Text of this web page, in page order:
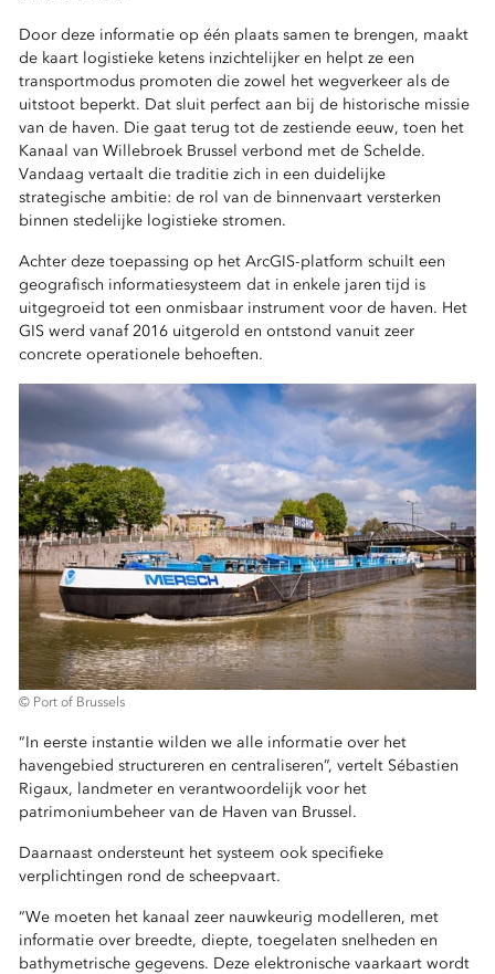
Door deze informatie op één plaats samen te brengen, maakt
de kaart logistieke ketens inzichtelijker en helpt ze een
transportmodus promoten die zowel het wegverkeer als de
uitstoot beperkt. Dat sluit perfect aan bij de historische missie
van de haven. Die gaat terug tot de zestiende eeuw, toen het
Kanaal van Willebroek Brussel verbond met de Schelde.
Vandaag vertaalt die traditie zich in een duidelijke
strategische ambitie: de rol van de binnenvaart versterken
binnen stedelijke logistieke stromen.
Achter deze toepassing op het ArcGIS-platform schuilt een
geografisch informatiesysteem dat in enkele jaren tijd is
uitgegroeid tot een onmisbaar instrument voor de haven. Het
GIS werd vanaf 2016 uitgerold en ontstond vanuit zeer
concrete operationele behoeften.
© Port of Brussels
“In eerste instantie wilden we alle informatie over het
havengebied structureren en centraliseren”, vertelt Sébastien
Rigaux, landmeter en verantwoordelijk voor het
patrimoniumbeheer van de Haven van Brussel.
Daarnaast ondersteunt het systeem ook specifieke
verplichtingen rond de scheepvaart.
“We moeten het kanaal zeer nauwkeurig modelleren, met
informatie over breedte, diepte, toegelaten snelheden en
bathymetrische gegevens. Deze elektronische vaarkaart wordt